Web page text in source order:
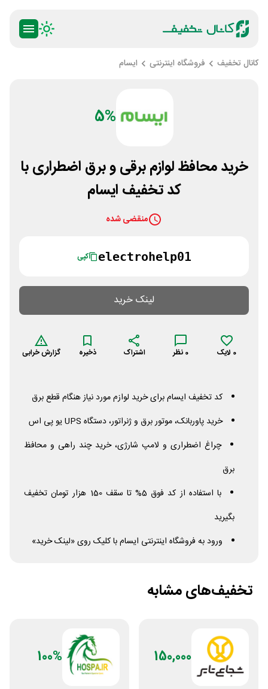
کانال تخفیف فروشگاه اینترنتی ایسام
5%
خرید محافظ لوازم برقی و برق اضطراری با
کد تخفیف ایسام
منقضی شده
electrohelp01 کپی
لینک خرید
0 لایک 0 نظر اشتراک ذخیره گزارش خرابی
کد تخفیف ایسام برای خرید لوازم مورد نیاز هنگام قطع برق
خرید پاوربانک، موتور برق و ژنراتور، دستگاه UPSیو پی اس
چراغ اضطراری و لامپ شارژی، خرید چند راهی و محافظ
برق
با استفاده از کد فوق 5% تا سقف 150 هزار تومان تخفیف
بگیرید
ورود به فروشگاه اینترنتی ایسام با کلیک روی «لینک خرید»
تخفیف‌های مشابه
150,000
100%